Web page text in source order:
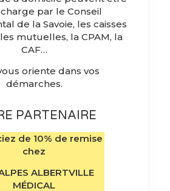
par le Conseil
de la Savoie, les caisses
mutuelles, la CPAM, la
CAF…
oriente dans vos
démarches.
PARTENAIRE
de 10% de remise
chez
ALBERTVILLE
MÉDICAL